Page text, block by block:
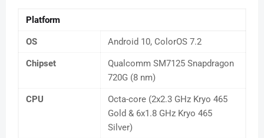
Platform
OS Android 10, ColorOS 7.2
Chipset
Qualcomm SM7125 Snapdragon
720G (8 nm)
CPU
Octa-core (2x2.3 GHz Kryo 465
Gold & 6x1.8 GHz Kryo 465
Silver)